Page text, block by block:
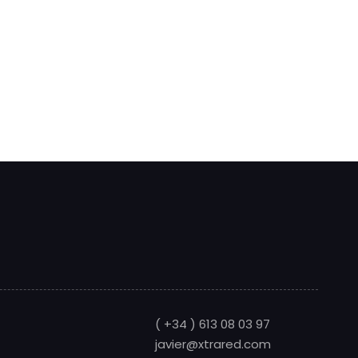
( +34 ) 613 08 03 97
javier@xtrared.com